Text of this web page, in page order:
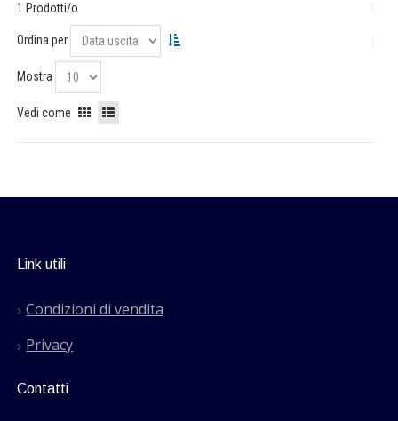
1 Prodotti/o
Ordina per
Mostra
Vedi come
Link utili
Condizioni di vendita
Privacy
Contatti